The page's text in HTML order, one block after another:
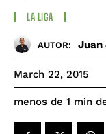
LA LIGA
AUTOR: Juan
March 22, 2015
menos de 1 min